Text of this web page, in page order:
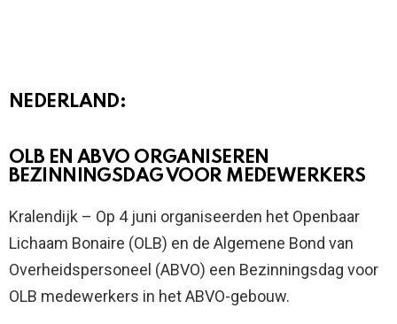
NEDERLAND:
OLB EN ABVO ORGANISEREN
BEZINNINGSDAG VOOR MEDEWERKERS
Kralendijk – Op 4 juni organiseerden het Openbaar
Lichaam Bonaire (OLB) en de Algemene Bond van
Overheidspersoneel (ABVO) een Bezinningsdag voor
OLB medewerkers in het ABVO-gebouw.